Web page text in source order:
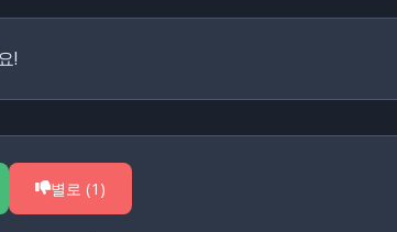
!
별로 (1 )